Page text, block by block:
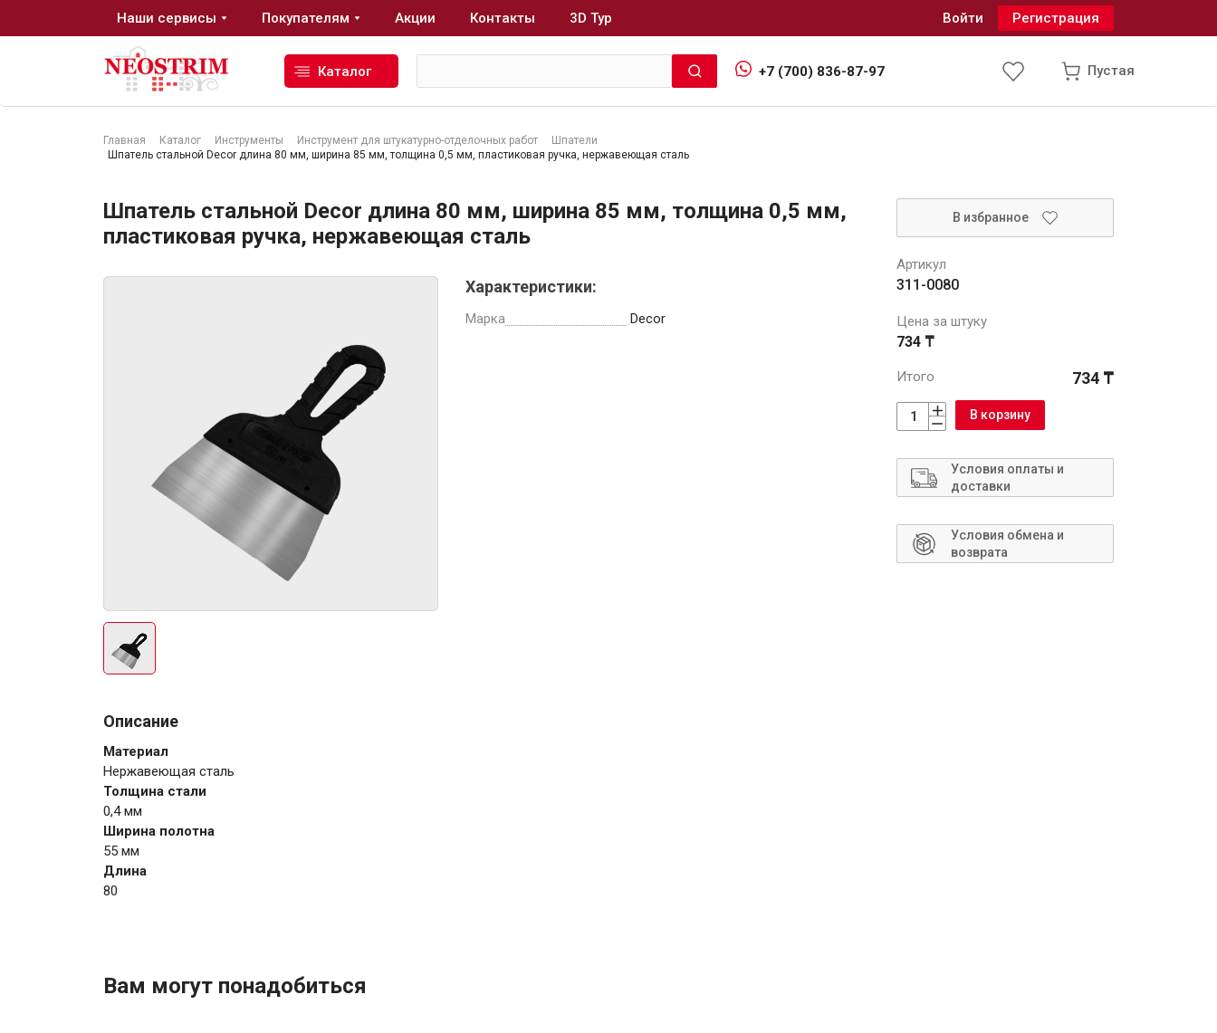
Главная Каталог Инструменты Инструмент для штукатурно-отделочных работ
Шпатели
Шпатель стальной Decor длина 80 мм, ширина 85 мм, толщина 0,5 мм, пластиковая ручка, нержавеющая сталь
Шпатель стальной Decor длина 80 мм, ширина 85 мм, толщина 0,5 мм,
пластиковая ручка, нержавеющая сталь
Характеристики:
Марка Decor
В избранное
Артикул
311-0080
Цена за штуку
734 ₸
Итого 734 ₸
В корзину
Условия оплаты и
доставки
Условия обмена и
возврата
Описание
Материал
Нержавеющая сталь
Толщина стали
0,4 мм
Ширина полотна
55 мм
Длина
80
Вам могут понадобиться
Наши сервисы Покупателям Акции Контакты 3D Тур Войти Регистрация
Каталог +7 (700) 836-87-97 Пустая
Стройматериалы
Сухие строительные смеси
Гидроизоляция
Изоляционные материалы
Интерьер и отделка
Лакокрасочные материалы
Герметики
Обои
Ещё 5
Водоснабжение и водоотведение
Электро-оборудование Сантехника
Анкеры
Монтажные ленты
Канаты, шнуры